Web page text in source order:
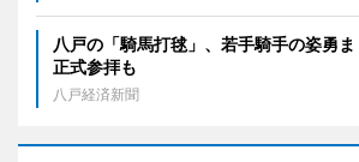
八戸の「騎馬打毬」、若手騎手の姿勇
正式参拝も
八戸経済新聞